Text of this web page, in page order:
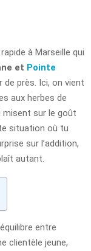
à Marseille qui
et Pointe
près. Ici, on vient
aux herbes de
sur le goût
situation où tu
sur l’addition,
autant.
entre
clientèle jeune,